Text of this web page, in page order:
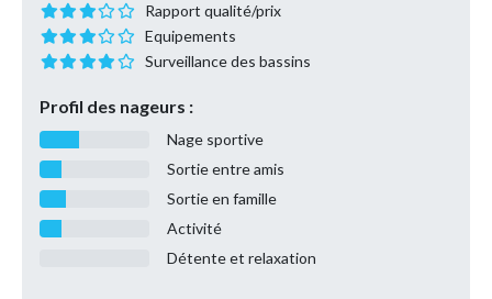
Rapport qualité/prix
Equipements
Surveillance des bassins
Profil des nageurs :
Nage sportive
Sortie entre amis
Sortie en famille
Activité
Détente et relaxation